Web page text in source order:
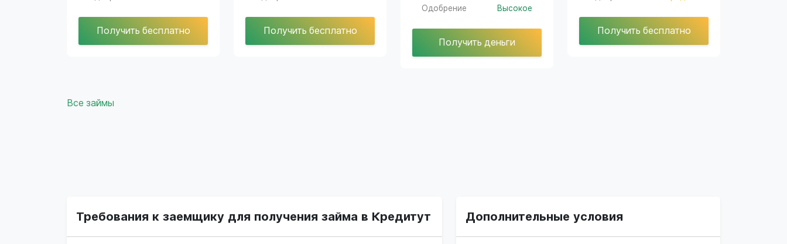
Получить бесплатно Получить бесплатно
Одобрение Высокое
Получить деньги
Получить бесплатно
Все займы
Требования к заемщику для получения займа в Кредитут Дополнительные условия